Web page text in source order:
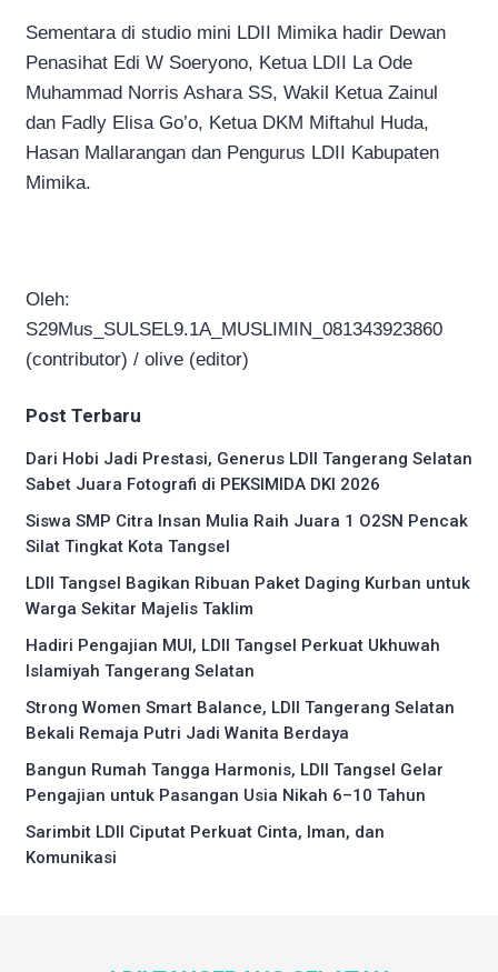
Sementara di studio mini LDII Mimika hadir Dewan
Penasihat Edi W Soeryono, Ketua LDII La Ode
Muhammad Norris Ashara SS, Wakil Ketua Zainul
dan Fadly Elisa Go’o, Ketua DKM Miftahul Huda,
Hasan Mallarangan dan Pengurus LDII Kabupaten
Mimika.
Oleh:
S29Mus_SULSEL9.1A_MUSLIMIN_081343923860
(contributor) / olive (editor)
Post Terbaru
Dari Hobi Jadi Prestasi, Generus LDII Tangerang Selatan
Sabet Juara Fotografi di PEKSIMIDA DKI 2026
Siswa SMP Citra Insan Mulia Raih Juara 1 O2SN Pencak
Silat Tingkat Kota Tangsel
LDII Tangsel Bagikan Ribuan Paket Daging Kurban untuk
Warga Sekitar Majelis Taklim
Hadiri Pengajian MUI, LDII Tangsel Perkuat Ukhuwah
Islamiyah Tangerang Selatan
Strong Women Smart Balance, LDII Tangerang Selatan
Bekali Remaja Putri Jadi Wanita Berdaya
Bangun Rumah Tangga Harmonis, LDII Tangsel Gelar
Pengajian untuk Pasangan Usia Nikah 6–10 Tahun
Sarimbit LDII Ciputat Perkuat Cinta, Iman, dan
Komunikasi